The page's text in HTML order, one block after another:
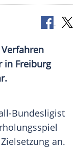
in Freiburg
Bundesligist
Zielsetzung an.